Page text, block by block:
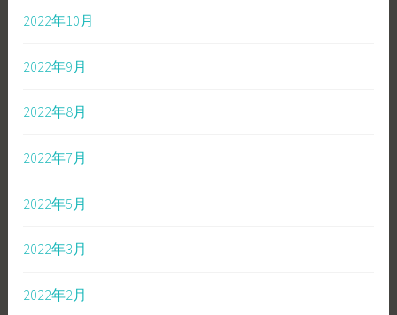
2022年10月
2022年9月
2022年8月
2022年7月
2022年5月
2022年3月
2022年2月